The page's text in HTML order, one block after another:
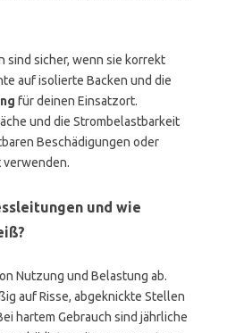
sind sicher, wenn sie korrekt
auf isolierte Backen und die
für deinen Einsatzort.
und die Strombelastbarkeit
Beschädigungen oder
und wie
Nutzung und Belastung ab.
auf Risse, abgeknickte Stellen
hartem Gebrauch sind jährliche